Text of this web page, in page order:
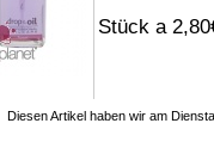
Stück a
Diesen Artikel haben wir am